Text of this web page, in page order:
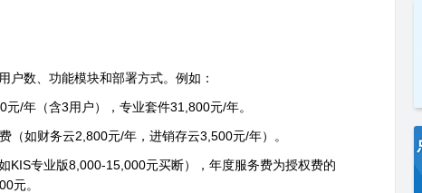
户数、功能模块和部署方式。例如：
/年（含3用户），专业套件31,800元/年。
（如财务云2,800元/年，进销存云3,500元/年）。
KIS专业版8,000-15,000元买断），年度服务费为授权费的
元。